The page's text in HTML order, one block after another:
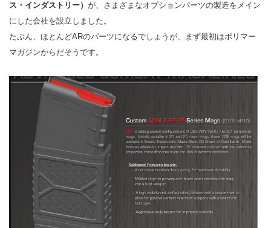
ス・インダストリー） が、さまざまなオプションパーツの製造をメイン
にした会社を設立しました。
たぶん、ほとんどARのパーツになるでしょうが、まず最初はポリマー
マガジンからだそうです。